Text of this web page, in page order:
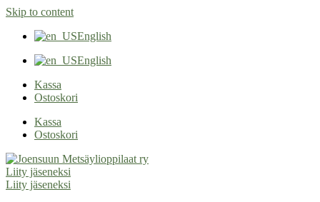
Skip to content
English
English
Kassa
Ostoskori
Kassa
Ostoskori
Liity jäseneksi
Liity jäseneksi